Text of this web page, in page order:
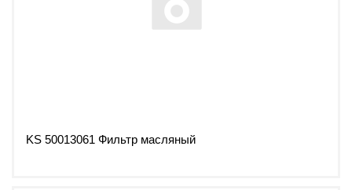
KS 50013061 Фильтр масляный